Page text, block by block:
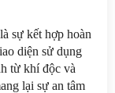
là sự kết hợp hoàn
diện sử dụng
từ khí độc và
lại sự an tâm